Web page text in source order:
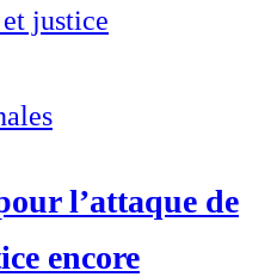
justice
l’attaque de
encore